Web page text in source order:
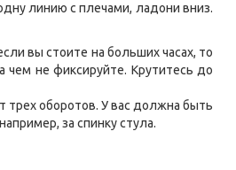
линию с плечами, ладони вниз.
вы стоите на больших часах, то
чем не фиксируйте. Крутитесь до
трех оборотов. У вас должна быть
за спинку стула.